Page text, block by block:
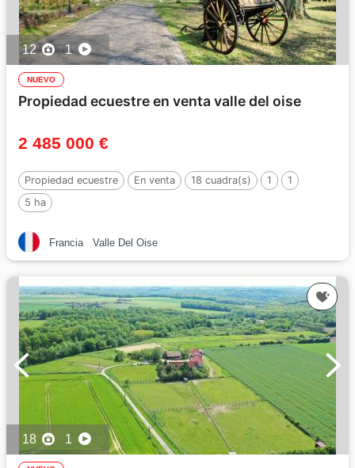
12 1
NUEVO
Propiedad ecuestre en venta valle del oise
2 485 000 €
Propiedad ecuestre En venta 18 cuadra(s) 1
1
5 ha
Francia Valle Del Oise
18 1